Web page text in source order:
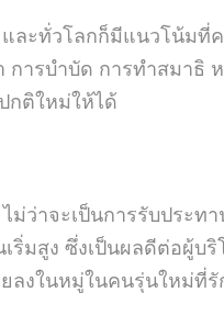
ละทั่วโลกก็มีแนวโน้ม
ารบำบัด การทำสมาธิ
กติใหม่ให้ได้
ม่ว่าจะเป็นการรับประ
ริ่มสูง ซึ่งเป็นผลดีต่อผู้บ
งในหมู่ในคนรุ่นใหม่ที่รั